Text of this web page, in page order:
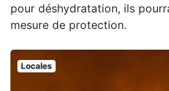
pour déshydratation, ils
mesure de protection.
Locales